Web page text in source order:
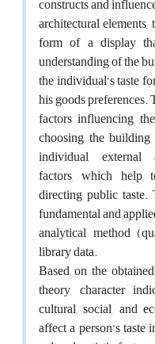
architectural
form of a display
understanding of the
the individual’s taste
his goods
factors influencing
choosing the
individual,
factors, which help
directing public
fundamental and
analytical method
library data.
Based on the
theory, character
cultural, social, and
affect a person’s